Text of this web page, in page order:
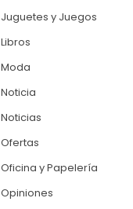
Juguetes y Juegos
Libros
Moda
Noticia
Noticias
Ofertas
Oficina y Papelería
Opiniones